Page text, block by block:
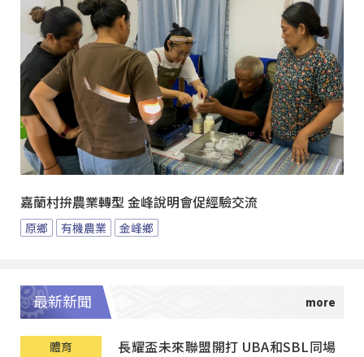
嘉蘭村拚農業轉型 金峰說明會促經驗交流
原鄉 有機農業 金峰鄉
最新新聞
體育
長耀盃未來聯盟開打 UBA和SBL同場